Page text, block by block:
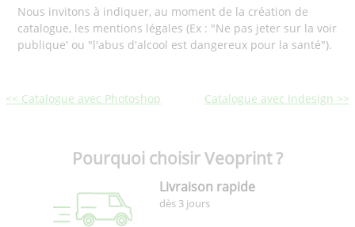
Nous invitons à indiquer, au moment de la création de
catalogue, les mentions légales (Ex : "Ne pas jeter sur la voir
publique' ou "l'abus d'alcool est dangereux pour la santé").
<< Catalogue avec Photoshop Catalogue avec Indesign >>
Pourquoi choisir Veoprint ?
Livraison rapide
dès 3 jours